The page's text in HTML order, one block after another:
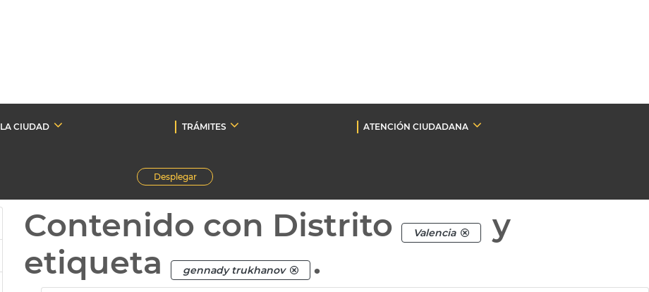
LA CIUDAD TRÁMITES
ATENCIÓN CIUDADANA
Desplegar
Contenido con Distrito Valencia
y
etiqueta
gennady trukhanov .